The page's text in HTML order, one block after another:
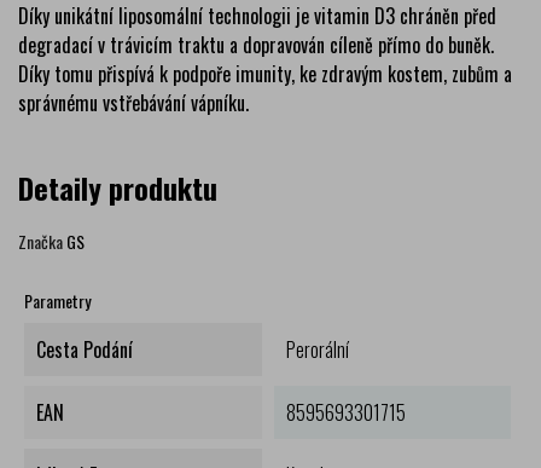
Díky unikátní liposomální technologii je vitamin D3 chráněn před
degradací v trávicím traktu a dopravován cíleně přímo do buněk.
Díky tomu přispívá k podpoře imunity, ke zdravým kostem, zubům a
správnému vstřebávání vápníku.
Detaily produktu
ZnačkaGS
Parametry
Cesta Podání Perorální
EAN 8595693301715